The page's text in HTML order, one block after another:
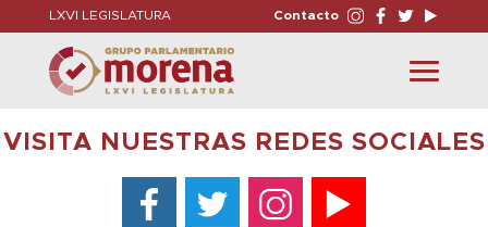
LXVI LEGISLATURA Contacto
Toggle
navigation
VISITA NUESTRAS REDES SOCIALES